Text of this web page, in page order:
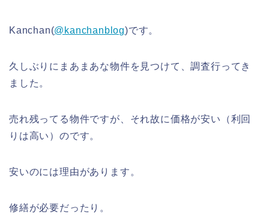
Kanchan(@kanchanblog)です。
久しぶりにまあまあな物件を見つけて、調査行ってき
ました。
売れ残ってる物件ですが、それ故に価格が安い（利回
りは高い）のです。
安いのには理由があります。
修繕が必要だったり。